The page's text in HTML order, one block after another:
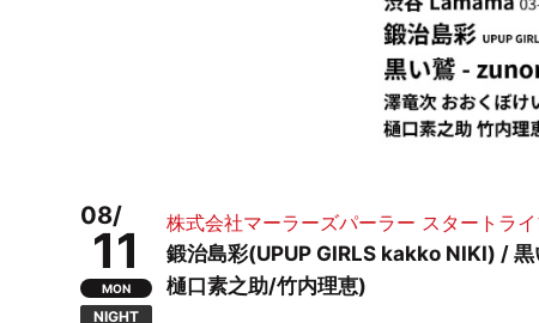
08/
11
MON
NIGHT
株式会社マーラーズパーラー スタートラ
鍛治島彩(UPUP GIRLS kakko NIKI) /
樋口素之助/竹内理恵)